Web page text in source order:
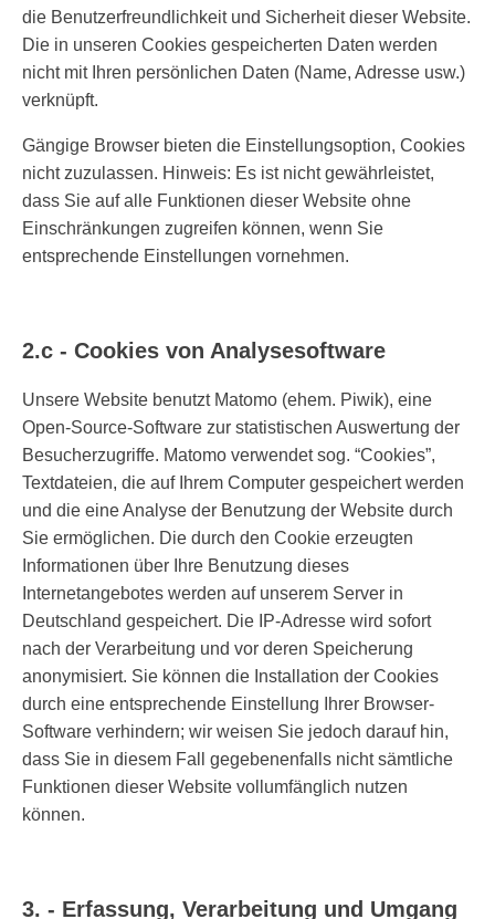
die Benutzerfreundlichkeit und Sicherheit dieser Website.
Die in unseren Cookies gespeicherten Daten werden
nicht mit Ihren persönlichen Daten (Name, Adresse usw.)
verknüpft.
Gängige Browser bieten die Einstellungsoption, Cookies
nicht zuzulassen. Hinweis: Es ist nicht gewährleistet,
dass Sie auf alle Funktionen dieser Website ohne
Einschränkungen zugreifen können, wenn Sie
entsprechende Einstellungen vornehmen.
2.c - Cookies von Analysesoftware
Unsere Website benutzt Matomo (ehem. Piwik), eine
Open-Source-Software zur statistischen Auswertung der
Besucherzugriffe. Matomo verwendet sog. “Cookies”,
Textdateien, die auf Ihrem Computer gespeichert werden
und die eine Analyse der Benutzung der Website durch
Sie ermöglichen. Die durch den Cookie erzeugten
Informationen über Ihre Benutzung dieses
Internetangebotes werden auf unserem Server in
Deutschland gespeichert. Die IP-Adresse wird sofort
nach der Verarbeitung und vor deren Speicherung
anonymisiert. Sie können die Installation der Cookies
durch eine entsprechende Einstellung Ihrer Browser-
Software verhindern; wir weisen Sie jedoch darauf hin,
dass Sie in diesem Fall gegebenenfalls nicht sämtliche
Funktionen dieser Website vollumfänglich nutzen
können.
3. - Erfassung, Verarbeitung und Umgang